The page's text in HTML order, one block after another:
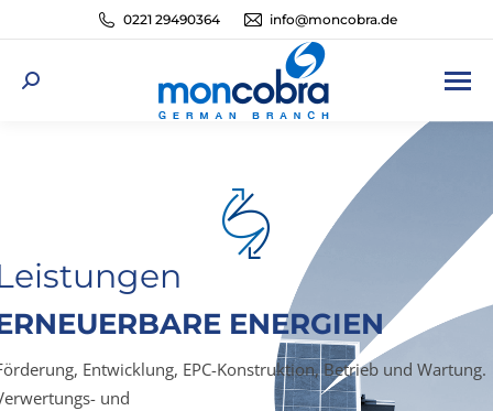
0221 29490364 info@moncobra.de
Search:
ENERGIEN
Entwicklung, EPC-Konstruktion, Betrieb und Wartung.
und